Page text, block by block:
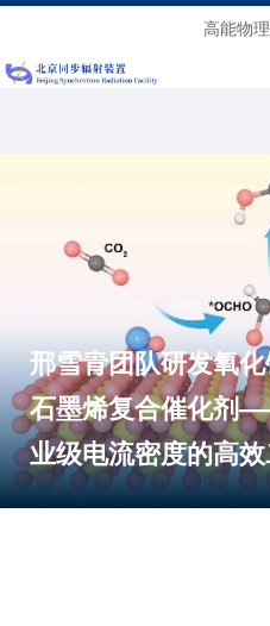
高能物
邢雪青团队研发氧化
石墨烯复合催化剂
业级电流密度的高效